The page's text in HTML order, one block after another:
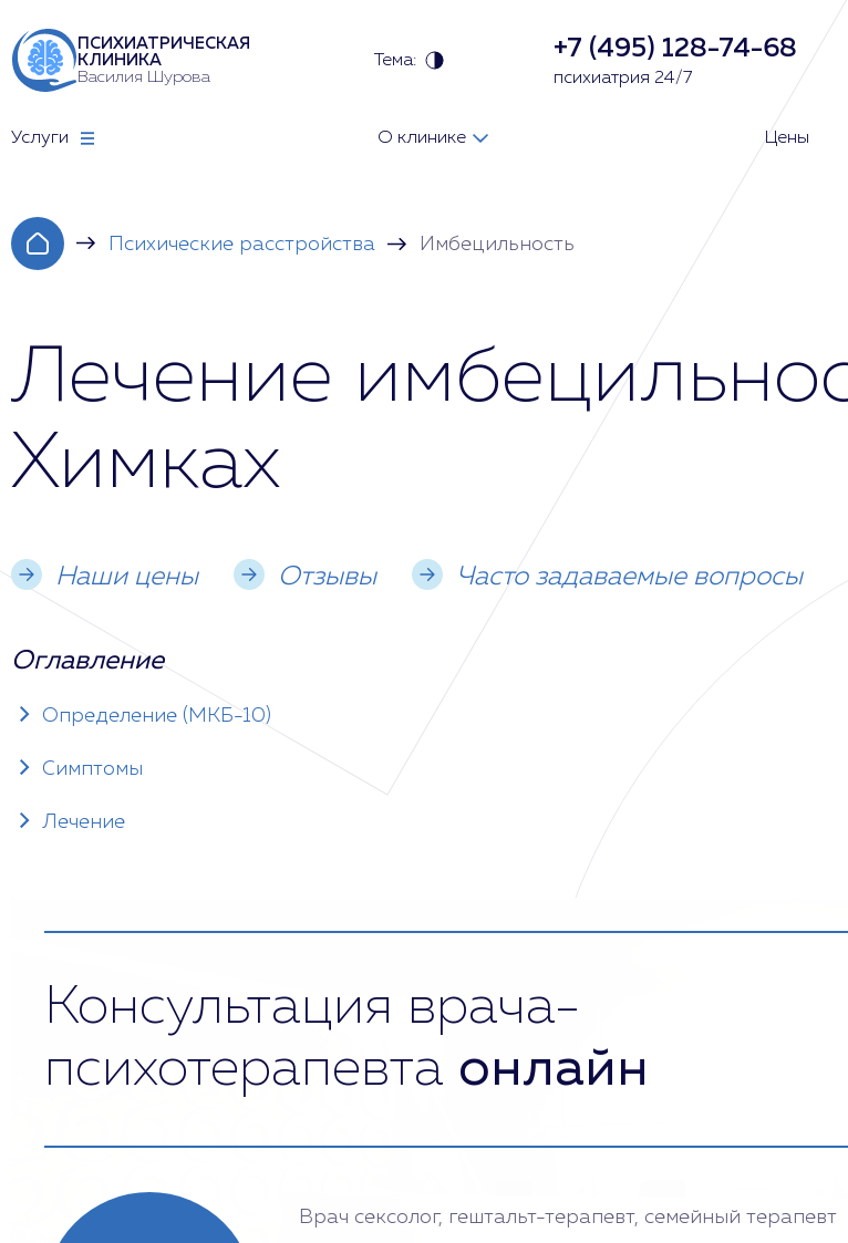
ПСИХИАТРИЧЕСКАЯ
КЛИНИКА
Василия Шурова
Тема: +7 (495) 128-74-68
психиатрия 24/7
Услуги О клинике Цены
Психические расстройства Имбецильность
Лечение
Химках
Наши цены Отзывы Часто задаваемые вопросы
Оглавление
Определение (МКБ-10)
Симптомы
Лечение
Консультация врача-
психотерапевта онлайн
Врач сексолог, гештальт-терапевт, семейный терапевт